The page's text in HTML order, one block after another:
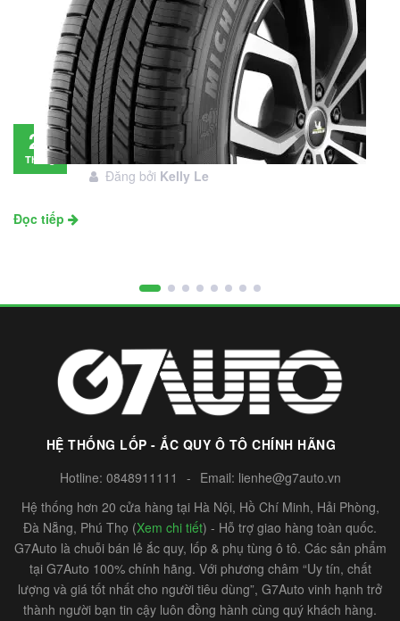
28
Tháng
Đánh giá lốp Michelin Primacy SUV: Đáng
đầu tư không?
Đăng bởi Kelly Le
Đọc tiếp
HỆ THỐNG LỐP - ẮC QUY Ô TÔ CHÍNH HÃNG
Hotline: 0848911111 - Email: lienhe@g7auto.vn
Hệ thống hơn 20 cửa hàng tại Hà Nội, Hồ Chí Minh, Hải Phòng,
Đà Nẵng, Phú Thọ (Xem chi tiết) - Hỗ trợ giao hàng toàn quốc.
G7Auto là chuỗi bán lẻ ắc quy, lốp & phụ tùng ô tô. Các sản phẩm
tại G7Auto 100% chính hãng. Với phương châm “Uy tín, chất
lượng và giá tốt nhất cho người tiêu dùng”, G7Auto vinh hạnh trở
thành người bạn tin cậy luôn đồng hành cùng quý khách hàng.